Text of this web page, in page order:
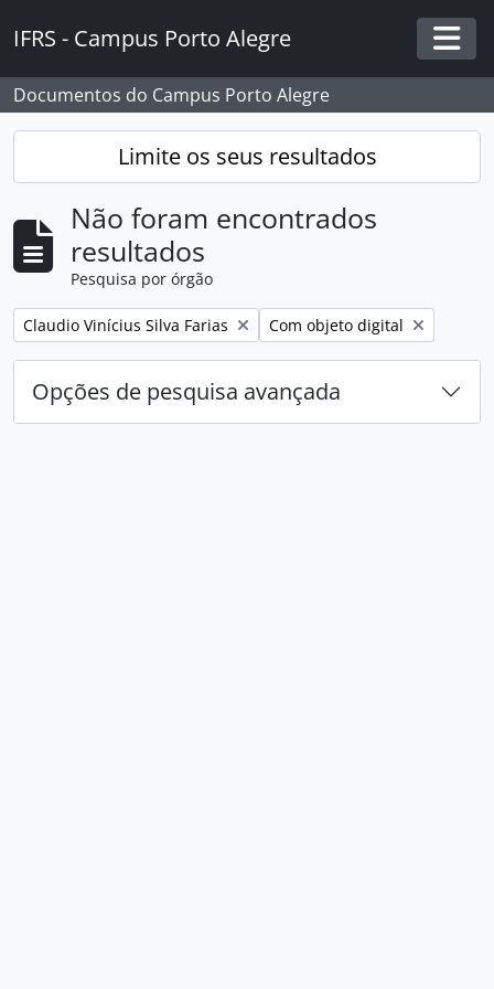
IFRS - Campus Porto Alegre
Documentos do Campus Porto Alegre
Limite os seus resultados
Não foram encontrados
resultados
Pesquisa por órgão
Remover filtro:
Claudio Vinícius Silva Farias Remover filtro:
Com objeto digital
Opções de pesquisa avançada